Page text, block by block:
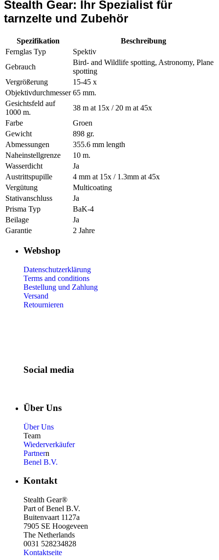
Stealth Gear: Ihr Spezialist für
tarnzelte und Zubehör
Spezifikation
Beschreibung
Fernglas Typ
Spektiv
Gebrauch
Bird- and Wildlife spotting, Astronomy, Plane
spotting
Vergrößerung
15-45 x
Objektivdurchmesser 65 mm.
Gesichtsfeld auf
1000 m.
38 m at 15x / 20 m at 45x
Farbe
Groen
Gewicht
898 gr.
Abmessungen
355.6 mm length
Naheinstellgrenze
10 m.
Wasserdicht
Ja
Austrittspupille
4 mm at 15x / 1.3mm at 45x
Vergütung
Multicoating
Stativanschluss
Ja
Prisma Typ
BaK-4
Beilage
Ja
Garantie
2 Jahre
Webshop
Datenschutzerklärung
Terms and conditions
Bestellung und Zahlung
Versand
Retournieren
Social media
Über Uns
Über Uns
Team
Wiederverkäufer
Partnern
Benel B.V.
Kontakt
Stealth Gear®
Part of Benel B.V.
Buitenvaart 1127a
7905 SE Hoogeveen
The Netherlands
0031 528234828
Kontaktseite